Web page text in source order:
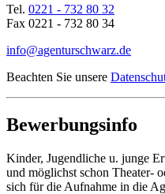
Tel. 0221 - 732 80 32
Fax 0221 - 732 80 34
info@agenturschwarz.de
Beachten Sie unsere
Bewerbungsinfo
Kinder, Jugendliche u. junge
und möglichst schon Theater-
sich für die Aufnahme in die